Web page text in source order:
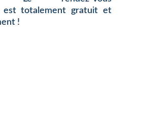
est totalement gratuit et
!